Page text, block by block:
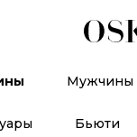
Мужчины
Бьюти